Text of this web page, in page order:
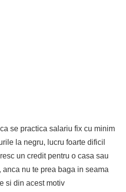
se practica salariu fix cu minim
la negru, lucru foarte dificil
un credit pentru o casa sau
nu te prea baga in seama
si din acest motiv